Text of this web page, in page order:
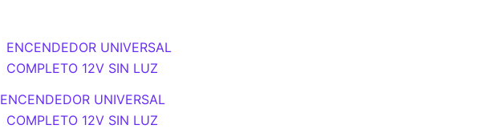
ENCENDEDOR UNIVERSAL
COMPLETO 12V SIN LUZ